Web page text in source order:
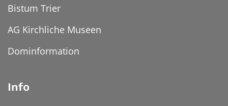
Bistum Trier
AG Kirchliche Museen
Dominformation
Info